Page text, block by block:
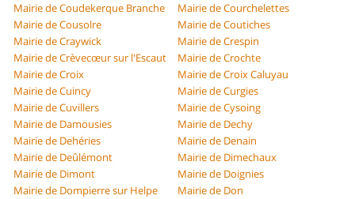
Mairie de Coudekerque Branche
Mairie de Courchelettes
Mairie de Cousolre
Mairie de Coutiches
Mairie de Craywick
Mairie de Crespin
Mairie de Crèvecœur sur l'Escaut
Mairie de Crochte
Mairie de Croix
Mairie de Croix Caluyau
Mairie de Cuincy
Mairie de Curgies
Mairie de Cuvillers
Mairie de Cysoing
Mairie de Damousies
Mairie de Dechy
Mairie de Dehéries
Mairie de Denain
Mairie de Deûlémont
Mairie de Dimechaux
Mairie de Dimont
Mairie de Doignies
Mairie de Dompierre sur Helpe
Mairie de Don